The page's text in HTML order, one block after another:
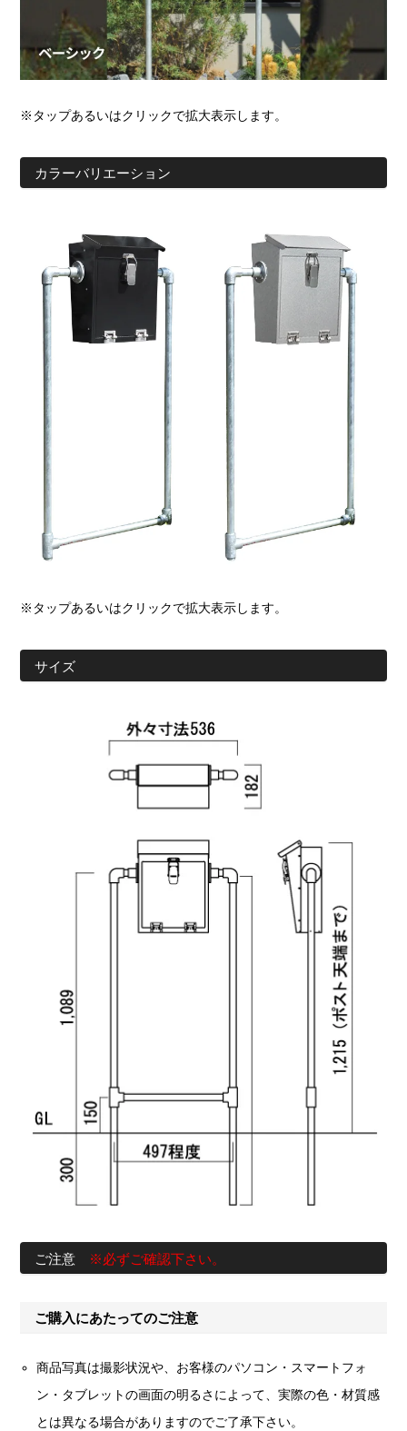
※タップあるいはクリックで拡大表示します。
カラーバリエーション
※タップあるいはクリックで拡大表示します。
サイズ
ご注意 ※必ずご確認下さい。
ご購入にあたってのご注意
商品写真は撮影状況や、お客様のパソコン・スマートフォ
ン・タブレットの画面の明るさによって、実際の色・材質感
とは異なる場合がありますのでご了承下さい。